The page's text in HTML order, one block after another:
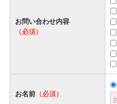
お問い合わせ内容
（必須）
お名前 （必須）